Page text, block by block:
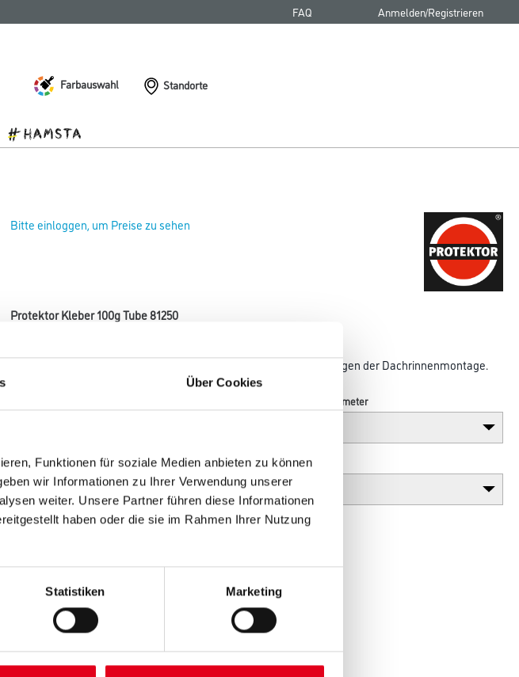
Über Cookies
Funktionen für soziale Medien anbieten zu können
wir Informationen zu Ihrer Verwendung unserer
weiter. Unsere Partner führen diese Informationen
haben oder die sie im Rahmen Ihrer Nutzung
Statistiken Marketing
FAQ Anmelden/Registrieren
Farbauswahl Standorte
Bitte einloggen, um Preise zu sehen
Protektor Kleber 100g Tube 81250
Der Protektor Spezial-Anlöse-Kleber unterstützt Sie in allen Belangen der Dachrinnenmontage.
Breite in centimeter
Höhe in centimeter Gebinde